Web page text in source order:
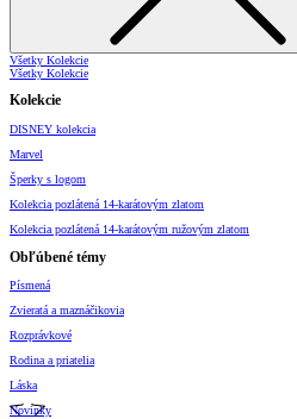
Všetky Kolekcie
Všetky Kolekcie
Kolekcie
DISNEY kolekcia
Marvel
Šperky s logom
Kolekcia pozlátená 14-karátovým zlatom
Kolekcia pozlátená 14-karátovým ružovým zlatom
Obľúbené témy
Písmená
Zvieratá a maznáčikovia
Rozprávkové
Rodina a priatelia
Láska
Novinky